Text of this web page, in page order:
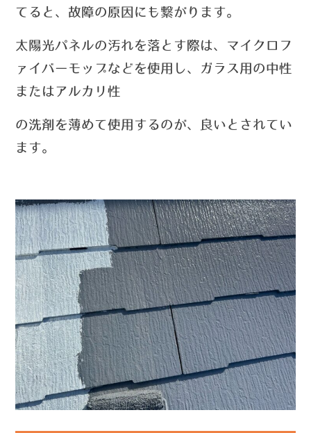
てると、故障の原因にも繋がります。
太陽光パネルの汚れを落とす際は、マイクロフ
ァイバーモップなどを使用し、ガラス用の中性
またはアルカリ性
の洗剤を薄めて使用するのが、良いとされてい
ます。